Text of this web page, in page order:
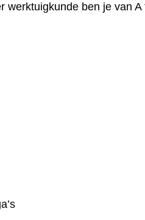
ben je van